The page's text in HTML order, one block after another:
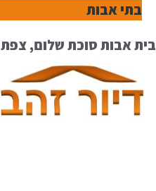
בתי אבות
בית אבות סוכת שלום, צפת